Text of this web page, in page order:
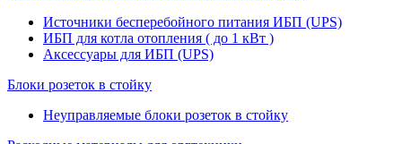
Источники бесперебойного питания ИБП (UPS)
ИБП для котла отопления ( до 1 кВт )
Аксессуары для ИБП (UPS)
Блоки розеток в стойку
Неуправляемые блоки розеток в стойку